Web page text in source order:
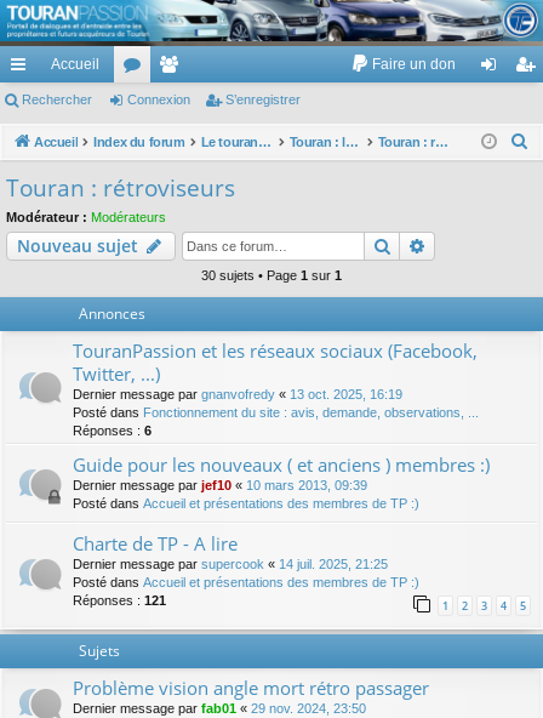
TouranPassion
Le forum des propriétaires ou futurs acquéreurs du Volkswagen Touran
cc
ès
pi
de
Accueil
or
u
e
m
Faire un don
ne nr
Rechercher Connexion S’enregistrer
Accueil Index du forum Le touran dans ses versions I (V1 V2 V3) et II ... Touran : les équipements électriques et électroniques Touran : rétroviseurs
c
Touran : rétroviseurs
Modérateur : Modérateurs
Nouveau sujet Rechercher
30 sujets • Page 1 sur 1
Annonces
TouranPassion et les réseaux sociaux (Facebook,
Twitter, ...)
Dernier message par gnanvofredy « 13 oct. 2025, 16:19
Posté dans Fonctionnement du site : avis, demande, observations, ...
Réponses : 6
Guide pour les nouveaux ( et anciens ) membres :)
Dernier message par jef10 « 10 mars 2013, 09:39
Posté dans Accueil et présentations des membres de TP :)
Charte de TP - A lire
Dernier message par supercook « 14 juil. 2025, 21:25
Posté dans Accueil et présentations des membres de TP :)
Réponses : 121 1 2 3 4 5
Sujets
Problème vision angle mort rétro passager
Dernier message par fab01 « 29 nov. 2024, 23:50